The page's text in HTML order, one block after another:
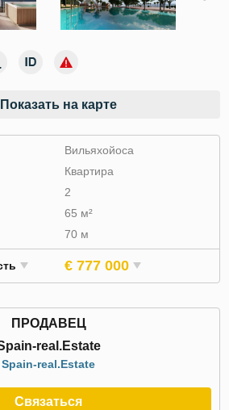
Показать на карте
Вильяхойоса
Квартира
2
65 м²
70 м
€ 777 000
ПРОДАВЕЦ
real.Estate
Spain-real.Estate
Связаться